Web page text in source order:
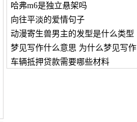
哈弗m6是独立悬架吗
向往平淡的爱情句子
动漫寄生兽男主的发型是什么类型
梦见写作什么意思 为什么梦见写作
车辆抵押贷款需要哪些材料